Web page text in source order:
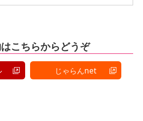
こちらからどうぞ
じゃらんnet